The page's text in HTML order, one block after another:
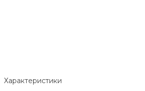
Характеристики